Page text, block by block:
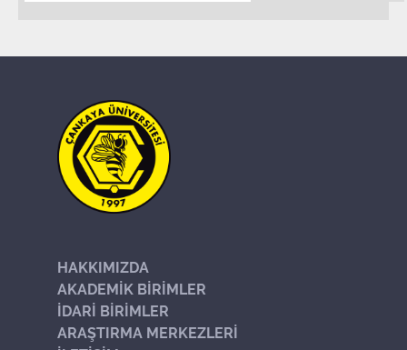
HAKKIMIZDA
AKADEMİK BİRİMLER
İDARİ BİRİMLER
ARAŞTIRMA MERKEZLERİ